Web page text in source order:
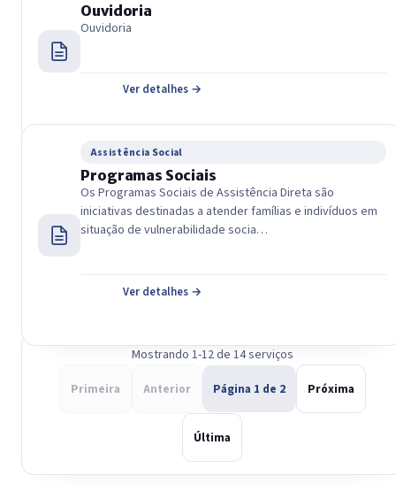
Ouvidoria
Ouvidoria
Ver detalhes →
Assistência Social
Programas Sociais
Os Programas Sociais de Assistência Direta são
iniciativas destinadas a atender famílias e indivíduos em
situação de vulnerabilidade socia…
Ver detalhes →
Mostrando 1-12 de 14 serviços
Primeira Anterior Página 1 de 2 Próxima
Última